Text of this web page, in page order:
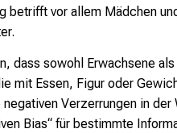
betrifft vor allem Mädchen
dass sowohl Erwachsene
Essen, Figur oder
Verzerrungen in
Bias“ für bestimmte